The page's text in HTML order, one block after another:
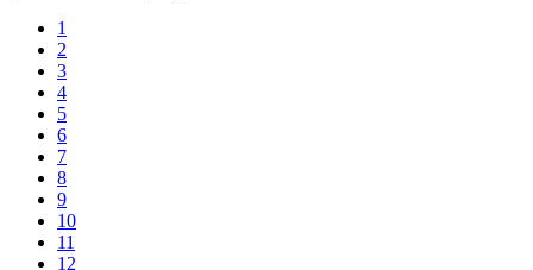
1
2
3
4
5
6
7
8
9
10
11
12